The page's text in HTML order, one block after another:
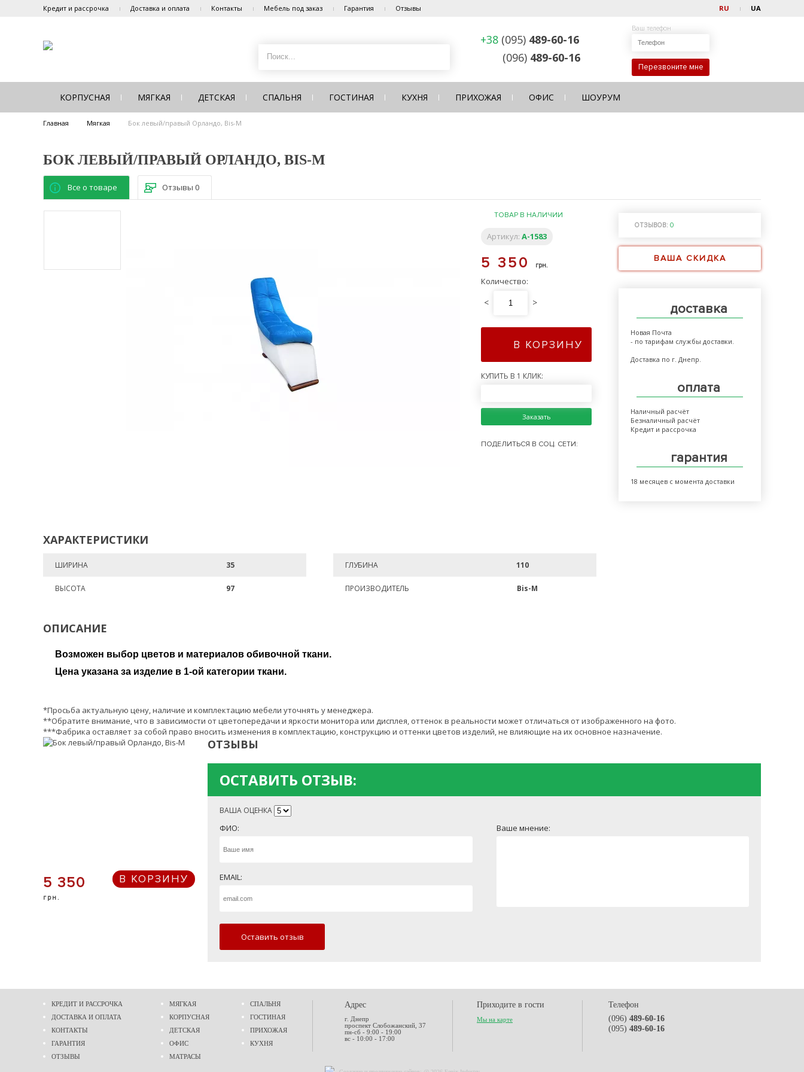
Кредит и рассрочка Доставка и оплата Контакты Мебель под заказ Гарантия Отзывы RU UA
+38 (095) 489-60-16
(096) 489-60-16
Ваш телефон
Перезвоните мне
КОРПУСНАЯ МЯГКАЯ ДЕТСКАЯ СПАЛЬНЯ ГОСТИНАЯ КУХНЯ ПРИХОЖАЯ ОФИС ШОУРУМ
Главная Мягкая Бок левый/правый Орландо, Bis-M
БОК ЛЕВЫЙ/ПРАВЫЙ ОРЛАНДО, BIS-M
Все о товаре Отзывы 0
ТОВАР В НАЛИЧИИ
Артикул: A-1583
5 350 грн.
Количество:
< >
В КОРЗИНУ
КУПИТЬ В 1 КЛИК:
Заказать
ПОДЕЛИТЬСЯ В СОЦ. СЕТИ:
ОТЗЫВОВ: 0
ВАША СКИДКА
доставка
Новая Почта
- по тарифам службы доставки.
Доставка по г. Днепр.
оплата
Наличный расчёт
Безналичный расчёт
Кредит и рассрочка
гарантия
18 месяцев с момента доставки
ХАРАКТЕРИСТИКИ
ШИРИНА 35 ГЛУБИНА 110
ВЫСОТА 97 ПРОИЗВОДИТЕЛЬ Bis-M
ОПИСАНИЕ
Возможен выбор цветов и материалов обивочной ткани.
Цена указана за изделие в 1-ой категории ткани.
*Просьба актуальную цену, наличие и комплектацию мебели уточнять у менеджера.
**Обратите внимание, что в зависимости от цветопередачи и яркости монитора или дисплея, оттенок в реальности может отличаться от изображенного на фото.
***Фабрика оставляет за собой право вносить изменения в комплектацию, конструкцию и оттенки цветов изделий, не влияющие на их основное назначение.
5 350
грн.
В КОРЗИНУ
ОТЗЫВЫ
ОСТАВИТЬ ОТЗЫВ:
ВАША ОЦЕНКА
ФИО:
EMAIL:
Ваше мнение:
Оставить отзыв
КРЕДИТ И РАССРОЧКА
ДОСТАВКА И ОПЛАТА
КОНТАКТЫ
ГАРАНТИЯ
ОТЗЫВЫ
МЯГКАЯ
КОРПУСНАЯ
ДЕТСКАЯ
ОФИС
МАТРАСЫ
СПАЛЬНЯ
ГОСТИНАЯ
ПРИХОЖАЯ
КУХНЯ
Адрес
г. Днепр
проспект Слобожанский, 37
пн-сб - 9:00 - 19:00
вс - 10:00 - 17:00
Приходите в гости
Мы на карте
Телефон
(096) 489-60-16
(095) 489-60-16